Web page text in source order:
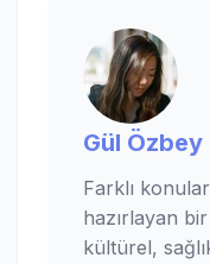
Gül Özbey
Farklı
hazırlayan
kültürel,